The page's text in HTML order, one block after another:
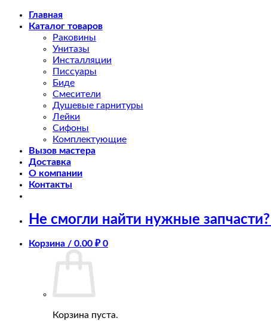
Skip
Главная
Каталог товаров
Раковины
Унитазы
Инсталляции
Писсуары
Биде
Смесители
Душевые гарнитуры
Лейки
Сифоны
Комплектующие
Вызов мастера
Доставка
О компании
Контакты
Не смогли найти нужные запчасти?
Корзина / 0.00 ₽ 0
Корзина пуста.